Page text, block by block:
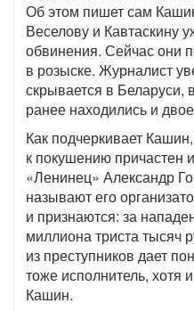
Об этом пишет сам
Веселову и Кавтаскину
обвинения. Сейчас они
в розыске. Журналист
скрывается в Беларуси,
ранее находились и
Как подчеркивает
к покушению причастен
«Ленинец» Александр
называют его
и признаются: за
миллиона триста тысяч
из преступников дает
тоже исполнитель, хотя
Кашин.